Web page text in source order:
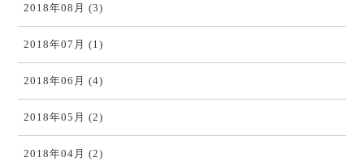
2018年08月 (3)
2018年07月 (1)
2018年06月 (4)
2018年05月 (2)
2018年04月 (2)